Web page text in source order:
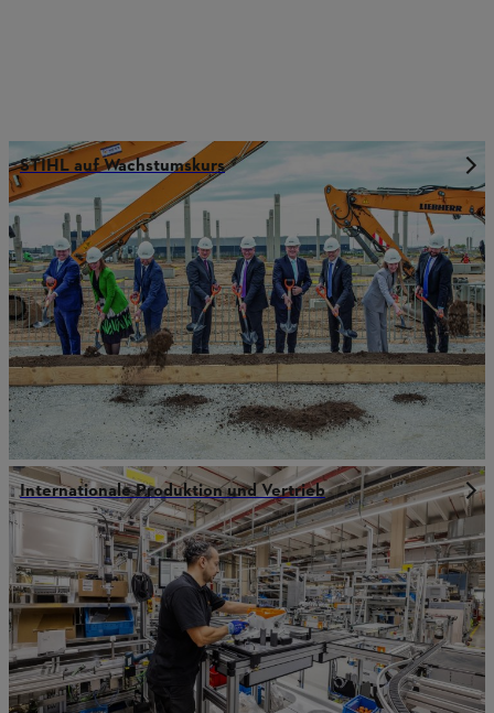
STIHL auf Wachstumskurs
Internationale Produktion und Vertrieb